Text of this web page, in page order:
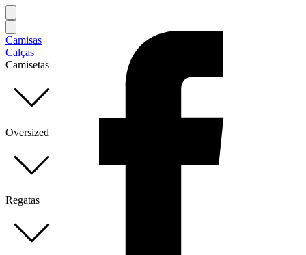
Camisas
Calças
Camisetas
Oversized
Regatas